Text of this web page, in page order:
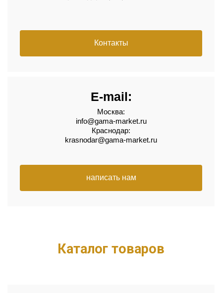
Контакты
E-mail:
Москва:
info@gama-market.ru
Краснодар:
krasnodar@gama-market.ru
написать нам
Каталог товаров